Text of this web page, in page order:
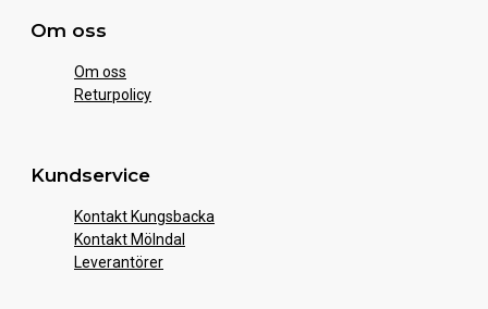
Om oss
Om oss
Returpolicy
Kundservice
Kontakt Kungsbacka
Kontakt Mölndal
Leverantörer